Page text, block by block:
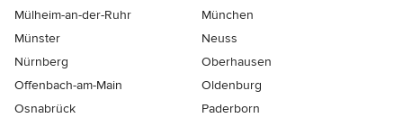
Mülheim-an-der-Ruhr
München
Münster
Neuss
Nürnberg
Oberhausen
Offenbach-am-Main
Oldenburg
Osnabrück
Paderborn